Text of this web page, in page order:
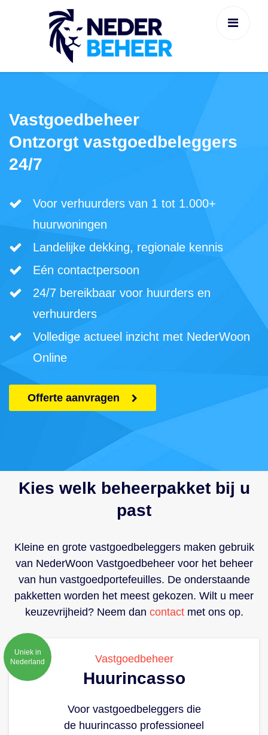
Vastgoedbeheer
Ontzorgt vastgoedbeleggers
24/7
Voor verhuurders van 1 tot 1.000+
huurwoningen
Landelijke dekking, regionale kennis
Eén contactpersoon
24/7 bereikbaar voor huurders en
verhuurders
Volledige actueel inzicht met NederWoon
Online
Offerte aanvragen
Kies welk beheerpakket bij u
past
Kleine en grote vastgoedbeleggers maken gebruik
van NederWoon Vastgoedbeheer voor het beheer
van hun vastgoedportefeuilles. De onderstaande
pakketten worden het meest gekozen. Wilt u meer
keuzevrijheid? Neem dan contactmet ons op.
Uniek in
Nederland
Vastgoedbeheer
Huurincasso
Voor vastgoedbeleggers die
de huurincasso professioneel